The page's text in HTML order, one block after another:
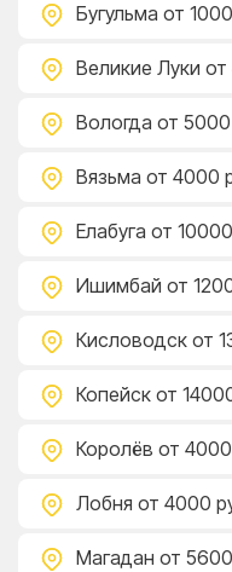
Бугульма от
Великие Луки от
Вологда от
Вязьма от 4000
Елабуга от
Ишимбай от
Кисловодск от
Копейск от
Королёв от
Лобня от 4000
Магадан от